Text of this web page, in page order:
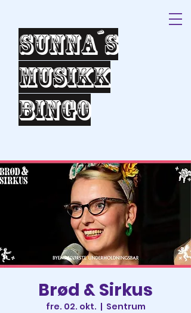
Sunna´s
Musikk
bingo
Brød & Sirkus
fre. 02. okt.
  |
Sentrum